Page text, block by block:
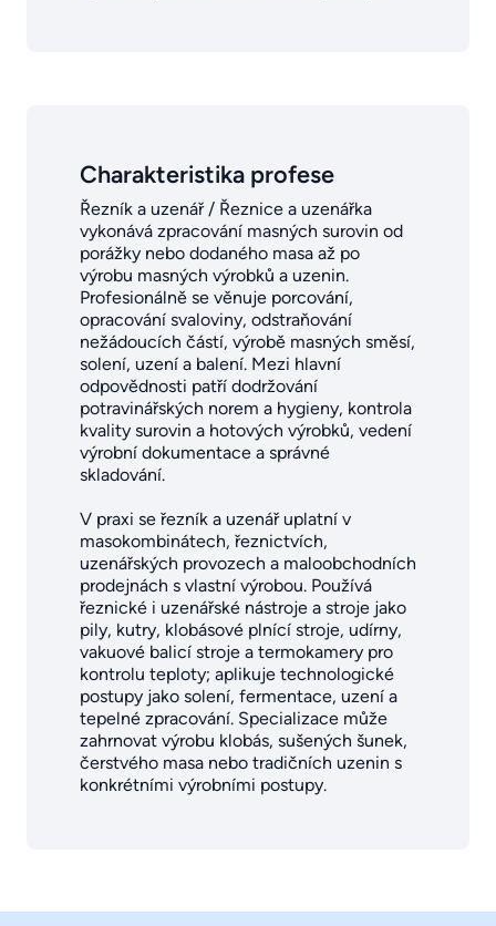
Charakteristika profese
Řezník a uzenář / Řeznice a uzenářka
vykonává zpracování masných surovin od
porážky nebo dodaného masa až po
výrobu masných výrobků a uzenin.
Profesionálně se věnuje porcování,
opracování svaloviny, odstraňování
nežádoucích částí, výrobě masných směsí,
solení, uzení a balení. Mezi hlavní
odpovědnosti patří dodržování
potravinářských norem a hygieny, kontrola
kvality surovin a hotových výrobků, vedení
výrobní dokumentace a správné
skladování.
V praxi se řezník a uzenář uplatní v
masokombinátech, řeznictvích,
uzenářských provozech a maloobchodních
prodejnách s vlastní výrobou. Používá
řeznické i uzenářské nástroje a stroje jako
pily, kutry, klobásové plnící stroje, udírny,
vakuové balicí stroje a termokamery pro
kontrolu teploty; aplikuje technologické
postupy jako solení, fermentace, uzení a
tepelné zpracování. Specializace může
zahrnovat výrobu klobás, sušených šunek,
čerstvého masa nebo tradičních uzenin s
konkrétními výrobními postupy.